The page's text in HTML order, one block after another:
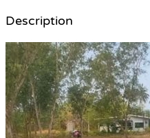
Description